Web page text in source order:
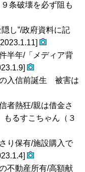
条破壊を必ず阻も
し”/政府資料に記
半年/「メディア背
入信前誕生 被害は
者熱狂/親は借金さ
るすこちゃん（３
り保有/施設購入で
不動産所有/高額献